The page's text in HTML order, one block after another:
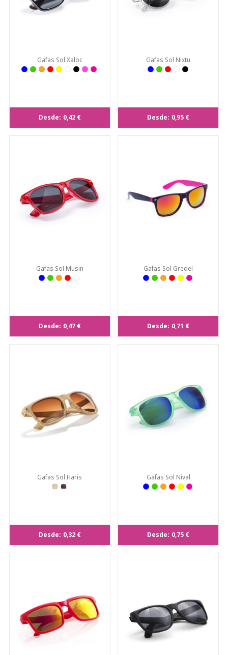
Gafas Sol Xaloc
Desde: 0,42 €
Gafas Sol Nixtu
Desde: 0,95 €
Gafas Sol Musin
Desde: 0,47 €
Gafas Sol Gredel
Desde: 0,71 €
Gafas Sol Haris
Desde: 0,32 €
Gafas Sol Nival
Desde: 0,75 €